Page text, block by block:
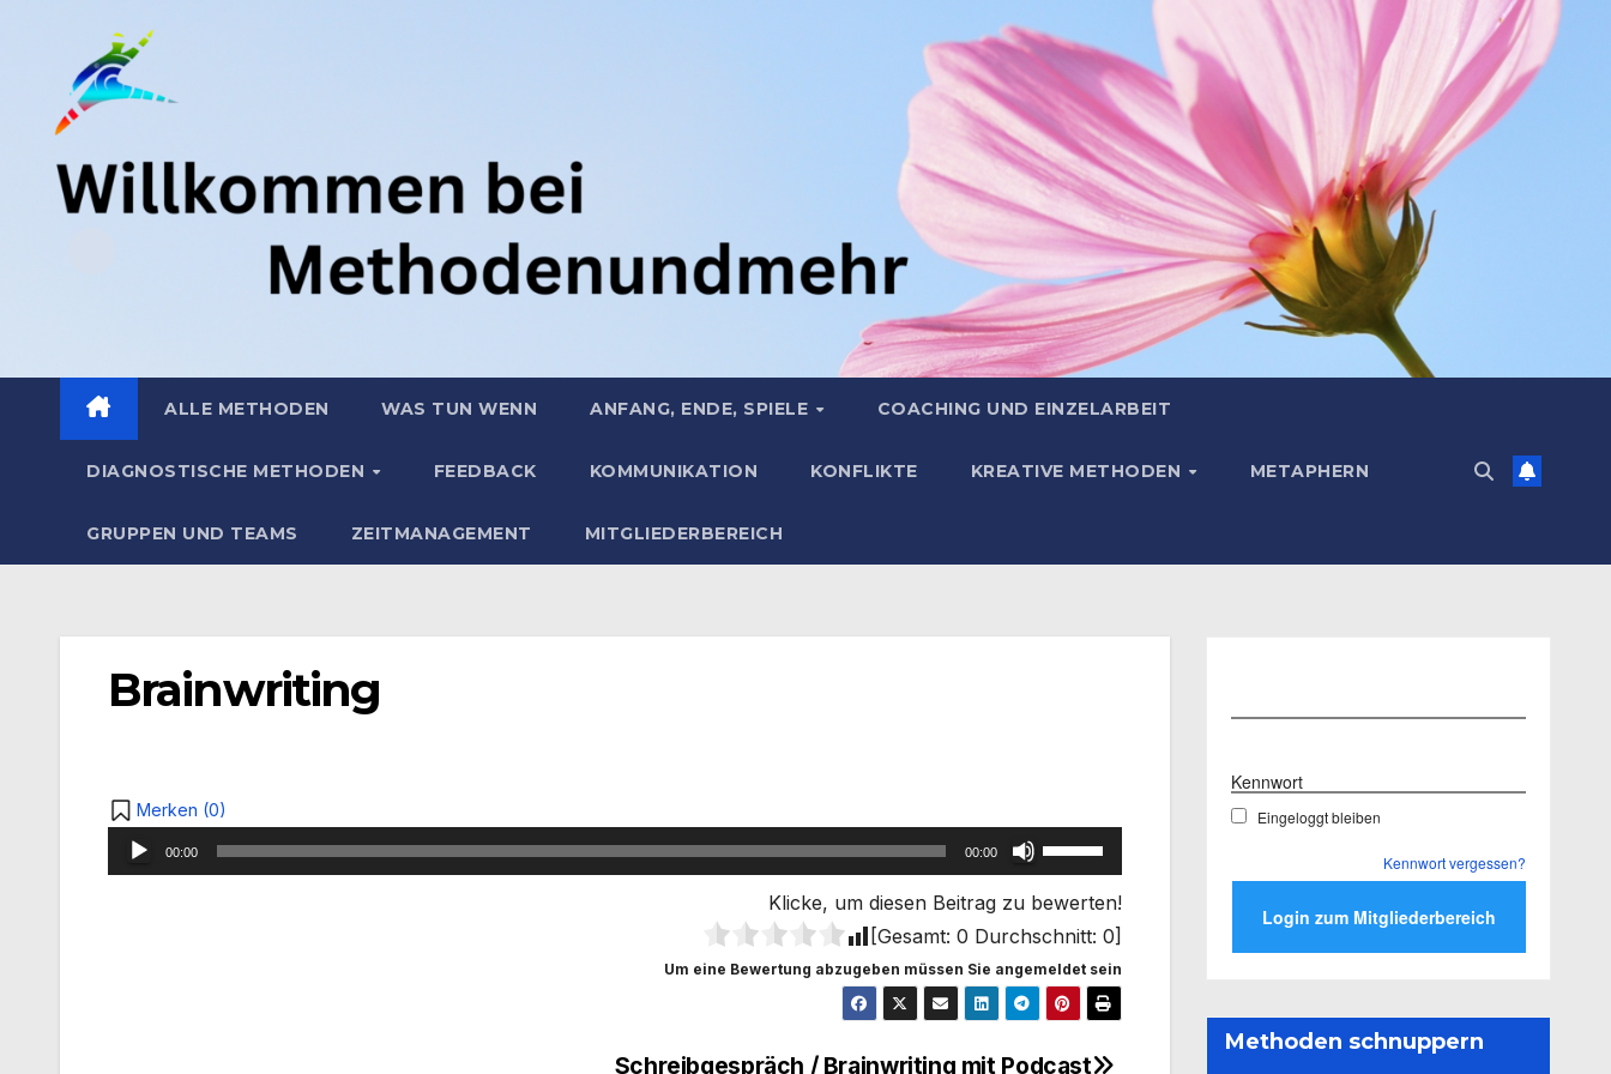
springen.
ALLE METHODEN WAS TUN WENN ANFANG, ENDE, SPIELE COACHING UND EINZELARBEIT
DIAGNOSTISCHE METHODEN FEEDBACK KOMMUNIKATION KONFLIKTE KREATIVE METHODEN METAPHERN
GRUPPEN UND TEAMS ZEITMANAGEMENT MITGLIEDERBEREICH
Brainwriting
Merken (0)
Audio-
Player
00:00 00:00
Pfeiltasten
Hoch/Runter
benutzen,
um
die
Lautstärke
regeln.
Klicke, um diesen Beitrag zu bewerten!
[Gesamt: 0 Durchschnitt: 0]
Um eine Bewertung abzugeben müssen Sie angemeldet sein
Schreibgespräch / Brainwriting mit Podcast
Kennwort
Eingeloggt bleiben
Kennwort vergessen?
Methoden schnuppern